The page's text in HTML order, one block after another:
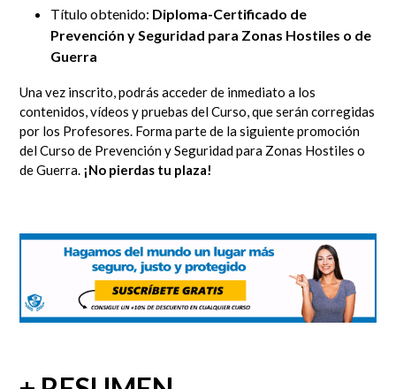
Título obtenido: Diploma-Certificado de
Prevención y Seguridad para Zonas Hostiles o de
Guerra
Una vez inscrito, podrás acceder de inmediato a los
contenidos, vídeos y pruebas del Curso, que serán corregidas
por los Profesores. Forma parte de la siguiente promoción
del Curso de Prevención y Seguridad para Zonas Hostiles o
de Guerra. ¡No pierdas tu plaza!